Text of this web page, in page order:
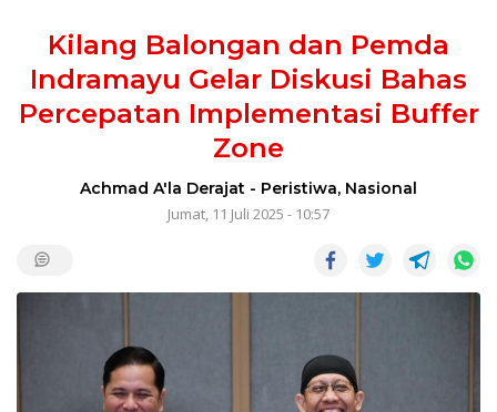
Kilang Balongan dan Pemda
Indramayu Gelar Diskusi Bahas
Percepatan Implementasi Buffer
Zone
Achmad A'la Derajat - Peristiwa, Nasional
Jumat, 11 Juli 2025 - 10:57